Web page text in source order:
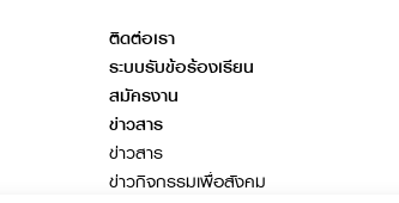
ติดต่อเรา
ระบบรับข้อร้องเรียน
สมัครงาน
ข่าวสาร
ข่าวสาร
ข่าวกิจกรรมเพื่อสังคม